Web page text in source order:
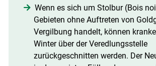
Wenn es sich um Stolbur (Bois
Gebieten ohne Auftreten von
Vergilbung handelt, können
Winter über der Veredlungsstelle
zurückgeschnitten werden. Der